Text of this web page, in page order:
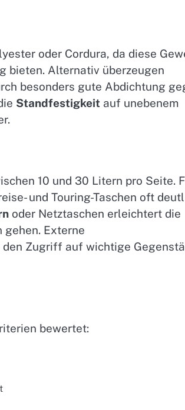
oder Cordura, da diese
bieten. Alternativ überzeugen
besonders gute Abdichtung
Standfestigkeit auf unebenem
10 und 30 Litern pro Seite.
und Touring-Taschen oft
oder Netztaschen erleichtert die
Externe
Zugriff auf wichtige
bewertet: